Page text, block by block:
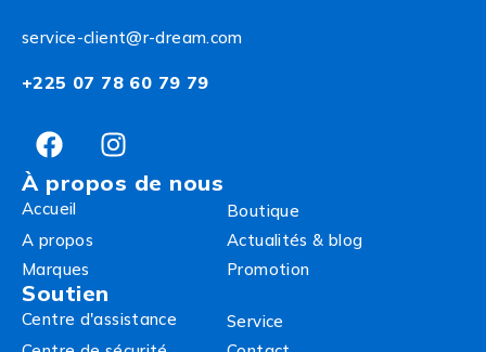
service-client@r-dream.com
+225 07 78 60 79 79
À propos de nous
Accueil
Boutique
A propos
Actualités & blog
Marques
Promotion
Soutien
Centre d'assistance
Service